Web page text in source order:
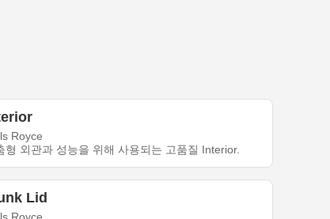
Royce
형 외관과 성능을 위해 사용되는 고품질 Interior.
Lid